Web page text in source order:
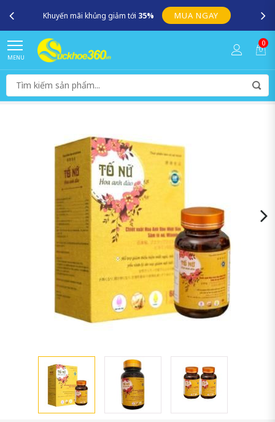
SUCKHOE360.VN – Kênh cung cấp những sản phẩm chính hãng uy
tín, an toàn, chất lượng !
MENU
0